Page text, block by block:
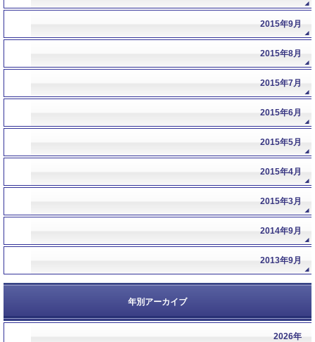
2015年9月
2015年8月
2015年7月
2015年6月
2015年5月
2015年4月
2015年3月
2014年9月
2013年9月
年別アーカイブ
2026年